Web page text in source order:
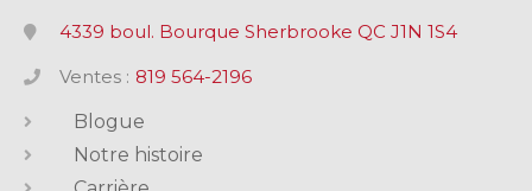
4339 boul. Bourque Sherbrooke QC J1N 1S4
Ventes : 819 564-2196
Blogue
Notre histoire